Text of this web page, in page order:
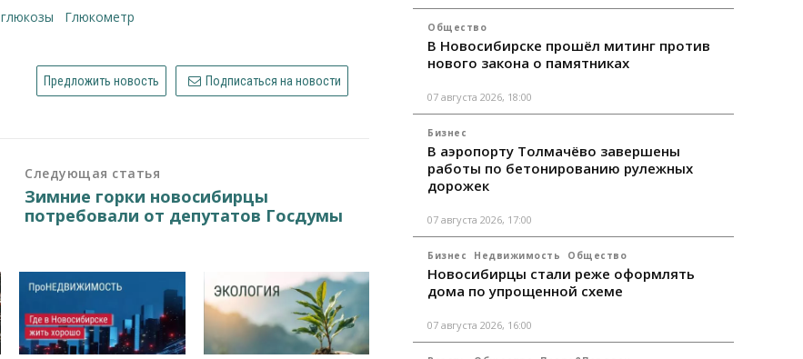
глюкометр
Предложить новость Подписаться на новости
Следующая статья
Зимние горки новосибирцы
потребовали от депутатов Госдумы
Общество
В Новосибирске прошёл митинг против
нового закона о памятниках
07 августа 2026, 18:00
Бизнес
В аэропорту Толмачёво завершены
работы по бетонированию рулежных
дорожек
07 августа 2026, 17:00
Бизнес Недвижимость Общество
Новосибирцы стали реже оформлять
дома по упрощенной схеме
07 августа 2026, 16:00